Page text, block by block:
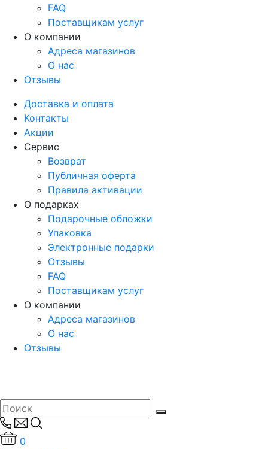
FAQ
Поставщикам услуг
О компании
Адреса магазинов
О нас
Отзывы
Доставка и оплата
Контакты
Акции
Сервис
Возврат
Публичная оферта
Правила активации
О подарках
Подарочные обложки
Упаковка
Электронные подарки
Отзывы
FAQ
Поставщикам услуг
О компании
Адреса магазинов
О нас
Отзывы
0